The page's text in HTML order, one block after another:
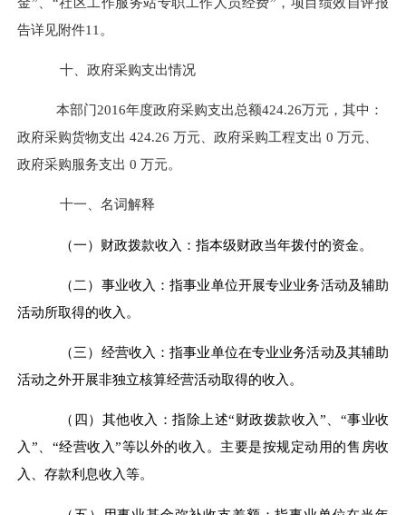
告详见附件11。
十、政府采购支出情况
本部门2016年度政府采购支出总额424.26万元，其中：
政府采购货物支出 424.26 万元、政府采购工程支出 0 万元、
政府采购服务支出 0 万元。
十一、名词解释
（一）财政拨款收入：指本级财政当年拨付的资金。
（二）事业收入：指事业单位开展专业业务活动及辅助
活动所取得的收入。
（三）经营收入：指事业单位在专业业务活动及其辅助
活动之外开展非独立核算经营活动取得的收入。
（四）其他收入：指除上述“财政拨款收入”、 “事业收
入”、 “经营收入”等以外的收入。主要是按规定动用的售房收
入、存款利息收入等。